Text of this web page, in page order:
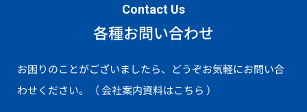
Contact Us
各種お問い合わせ
お困りのことがございましたら、どうぞお気軽にお問い合
わせください。
（ 会社案内資料はこちら ）